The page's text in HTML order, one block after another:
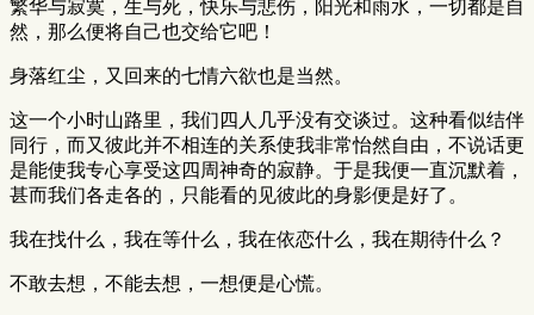
繁华与寂寞，生与死，快乐与悲伤，阳光和雨水，一切都是自
然，那么便将自己也交给它吧！
身落红尘，又回来的七情六欲也是当然。
这一个小时山路里，我们四人几乎没有交谈过。这种看似结伴
同行，而又彼此并不相连的关系使我非常怡然自由，不说话更
是能使我专心享受这四周神奇的寂静。于是我便一直沉默着，
甚而我们各走各的，只能看的见彼此的身影便是好了。
我在找什么，我在等什么，我在依恋什么，我在期待什么？
不敢去想，不能去想，一想便是心慌。